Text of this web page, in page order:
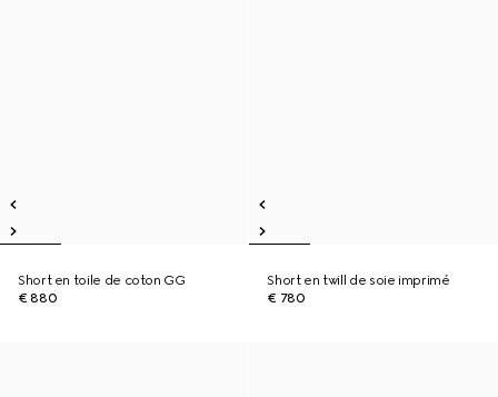
Short en toile de coton GG
€ 880
Short en twill de soie imprimé
€ 780